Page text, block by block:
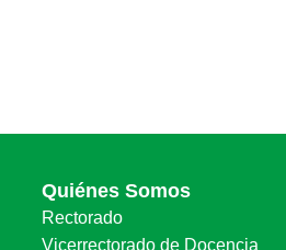
Quiénes Somos
Rectorado
Vicerrectorado de Docencia